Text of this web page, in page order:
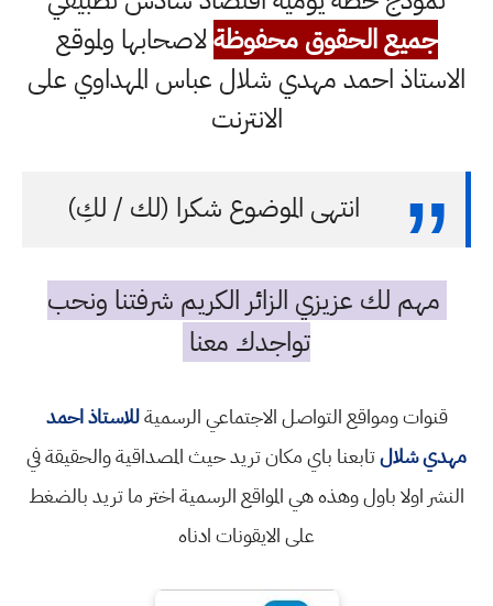
جميع الحقوق محفوظةلاصحابها ولموقع
الاستاذ احمد مهدي شلال عباس المهداوي على
الانترنت
انتهى الموضوع شكرا (لك / لكِ)
مهم لك عزيزي الزائر الكريم شرفتنا ونحب
تواجدك معنا
قنوات ومواقع التواصل الاجتماعي الرسميةللاستاذ احمد
مهدي شلالتابعنا باي مكان تريد حيث المصداقية والحقيقة في
النشر اولا باول وهذه هي المواقع الرسمية اختر ما تريد بالضغط
على الايقونات ادناه